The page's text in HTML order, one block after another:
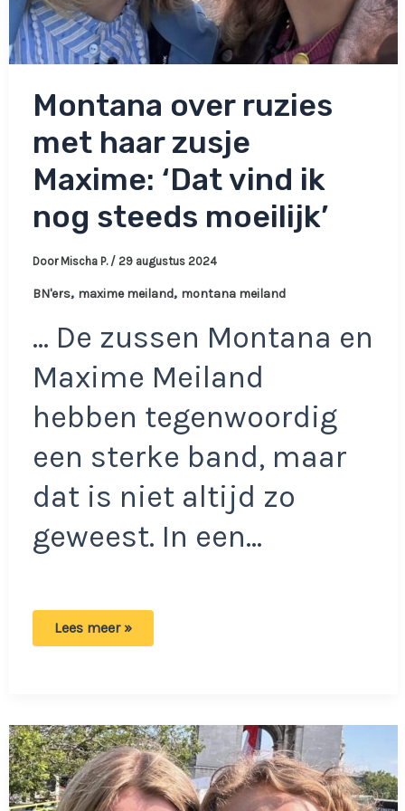
Montana over ruzies
met haar zusje
Maxime: ‘Dat vind ik
nog steeds moeilijk’
Door Mischa P. / 29 augustus 2024
BN'ers, maxime meiland, montana meiland
… De zussen Montana en
Maxime Meiland
hebben tegenwoordig
een sterke band, maar
dat is niet altijd zo
geweest. In een…
Montana
‘Dat
vind
ik
nog
steeds
moeilijk’
Lees meer »